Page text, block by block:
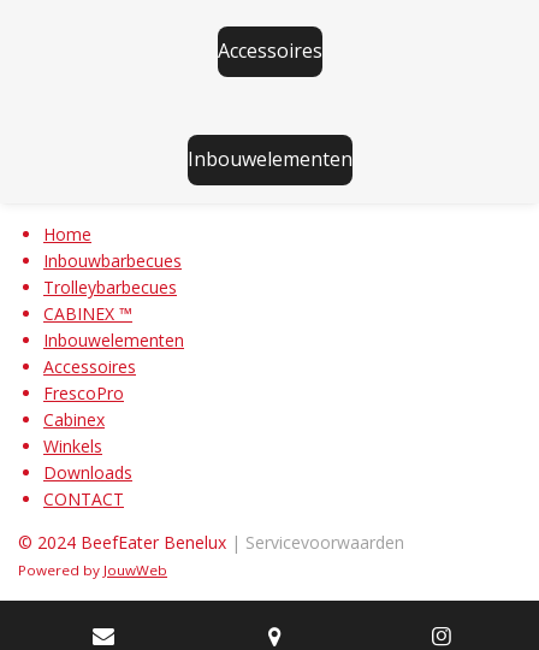
Accessoires
Inbouwelementen
Home
Inbouwbarbecues
Trolleybarbecues
CABINEX ™
Inbouwelementen
Accessoires
FrescoPro
Cabinex
Winkels
Downloads
CONTACT
© 2024 BeefEater Benelux | Servicevoorwaarden
Powered by JouwWeb